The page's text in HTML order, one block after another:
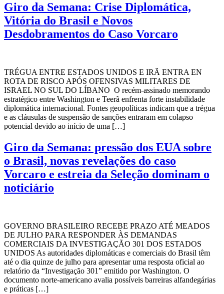
Giro da Semana: Crise Diplomática,
Vitória do Brasil e Novos
Desdobramentos do Caso Vorcaro
TRÉGUA ENTRE ESTADOS UNIDOS E IRÃ ENTRA EN
ROTA DE RISCO APÓS OFENSIVAS MILITARES DE
ISRAEL NO SUL DO LÍBANO O recém-assinado memorando
estratégico entre Washington e Teerã enfrenta forte instabilidade
diplomática internacional. Fontes geopolíticas indicam que a trégua
e as cláusulas de suspensão de sanções entraram em colapso
potencial devido ao início de uma […]
Giro da Semana: pressão dos EUA sobre
o Brasil, novas revelações do caso
Vorcaro e estreia da Seleção dominam o
noticiário
GOVERNO BRASILEIRO RECEBE PRAZO ATÉ MEADOS
DE JULHO PARA RESPONDER ÀS DEMANDAS
COMERCIAIS DA INVESTIGAÇÃO 301 DOS ESTADOS
UNIDOS As autoridades diplomáticas e comerciais do Brasil têm
até o dia quinze de julho para apresentar uma resposta oficial ao
relatório da “Investigação 301” emitido por Washington. O
documento norte-americano avalia possíveis barreiras alfandegárias
e práticas […]